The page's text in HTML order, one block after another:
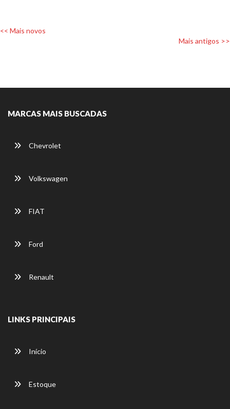
<< Mais novos
Mais antigos >>
MARCAS MAIS BUSCADAS
Chevrolet
Volkswagen
FIAT
Ford
Renault
LINKS PRINCIPAIS
Início
Estoque